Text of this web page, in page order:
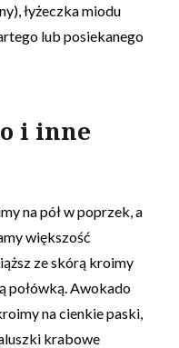
łyżeczka miodu
lub posiekanego
i inne
na pół w poprzek, a
większość
ze skórą kroimy
połówką. Awokado
na cienkie paski,
krabowe